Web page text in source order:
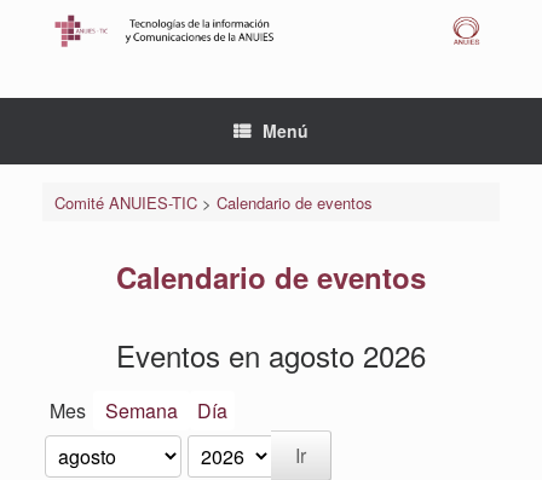
Menú
Comité ANUIES-TIC> Calendario de eventos
Calendario de eventos
Eventos en agosto 2026
Mes Semana Día
Mes
Año